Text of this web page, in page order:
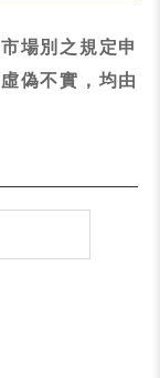
場別之規定申
偽不實，均由